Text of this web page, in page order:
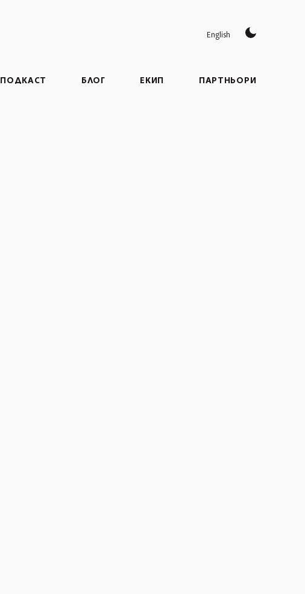
English
ПОДКАСТ БЛОГ ЕКИП ПАРТНЬОРИ